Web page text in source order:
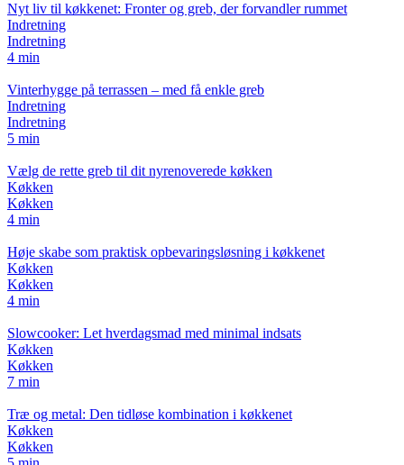
Nyt liv til køkkenet: Fronter og greb, der forvandler rummet
Indretning
Indretning
4 min
Vinterhygge på terrassen – med få enkle greb
Indretning
Indretning
5 min
Vælg de rette greb til dit nyrenoverede køkken
Køkken
Køkken
4 min
Høje skabe som praktisk opbevaringsløsning i køkkenet
Køkken
Køkken
4 min
Slowcooker: Let hverdagsmad med minimal indsats
Køkken
Køkken
7 min
Træ og metal: Den tidløse kombination i køkkenet
Køkken
Køkken